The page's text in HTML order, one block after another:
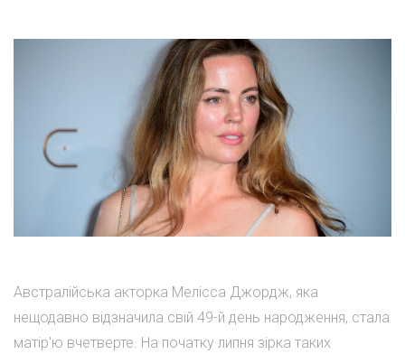
Австралійська акторка Мелісса Джордж, яка
нещодавно відзначила свій 49-й день народження, стала
матір'ю вчетверте. На початку липня зірка таких